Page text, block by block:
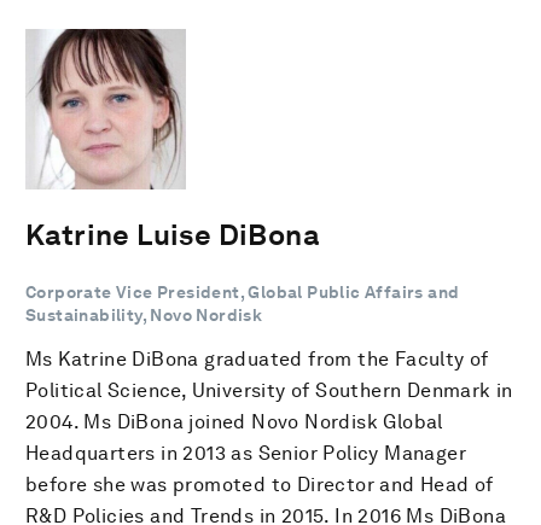
Katrine Luise DiBona
Corporate Vice President, Global Public Affairs and
Sustainability, Novo Nordisk
Ms Katrine DiBona graduated from the Faculty of
Political Science, University of Southern Denmark in
2004. Ms DiBona joined Novo Nordisk Global
Headquarters in 2013 as Senior Policy Manager
before she was promoted to Director and Head of
R&D Policies and Trends in 2015. In 2016 Ms DiBona